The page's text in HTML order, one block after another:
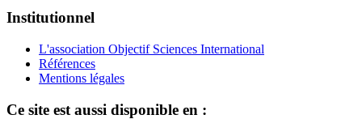
Institutionnel
L'association Objectif Sciences International
Références
Mentions légales
Ce site est aussi disponible en :